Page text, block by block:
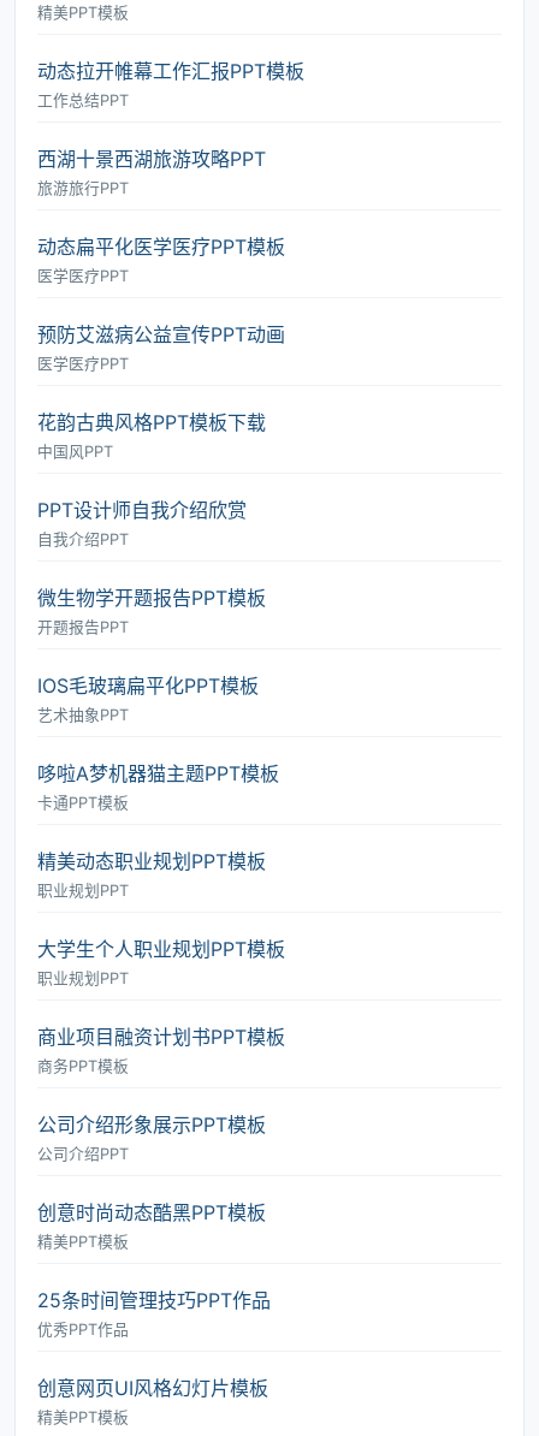
精美PPT模板
动态拉开帷幕工作汇报PPT模板
工作总结PPT
西湖十景西湖旅游攻略PPT
旅游旅行PPT
动态扁平化医学医疗PPT模板
医学医疗PPT
预防艾滋病公益宣传PPT动画
医学医疗PPT
花韵古典风格PPT模板下载
中国风PPT
PPT设计师自我介绍欣赏
自我介绍PPT
微生物学开题报告PPT模板
开题报告PPT
IOS毛玻璃扁平化PPT模板
艺术抽象PPT
哆啦A梦机器猫主题PPT模板
卡通PPT模板
精美动态职业规划PPT模板
职业规划PPT
大学生个人职业规划PPT模板
职业规划PPT
商业项目融资计划书PPT模板
商务PPT模板
公司介绍形象展示PPT模板
公司介绍PPT
创意时尚动态酷黑PPT模板
精美PPT模板
25条时间管理技巧PPT作品
优秀PPT作品
创意网页UI风格幻灯片模板
精美PPT模板